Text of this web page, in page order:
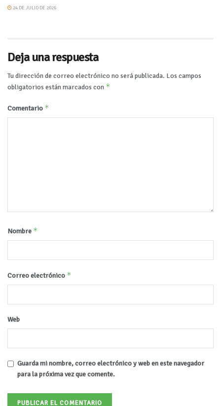
24 DE JULIO DE 2026
Deja una respuesta
Tu dirección de correo electrónico no será publicada. Los campos
obligatorios están marcados con *
Comentario *
Nombre *
Correo electrónico *
Web
Guarda mi nombre, correo electrónico y web en este navegador
para la próxima vez que comente.